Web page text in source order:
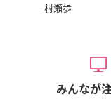
村瀬歩
みんなが